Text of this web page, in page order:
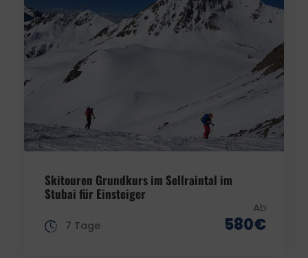
Skitouren Grundkurs im Sellraintal im
Stubai für Einsteiger
Ab
580€
7 Tage